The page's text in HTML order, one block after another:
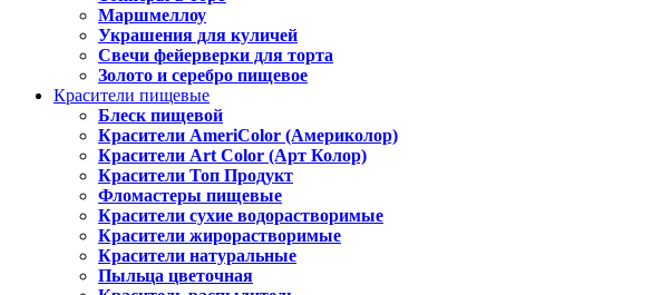
Маршмеллоу
Украшения для куличей
Свечи фейерверки для торта
Золото и серебро пищевое
Красители пищевые
Блеск пищевой
Красители AmeriColor (Америколор)
Красители Art Color (Арт Колор)
Красители Топ Продукт
Фломастеры пищевые
Красители сухие водорастворимые
Красители жирорастворимые
Красители натуральные
Пыльца цветочная